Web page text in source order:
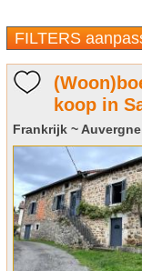
FILTERS
koop in
Frankrijk ~